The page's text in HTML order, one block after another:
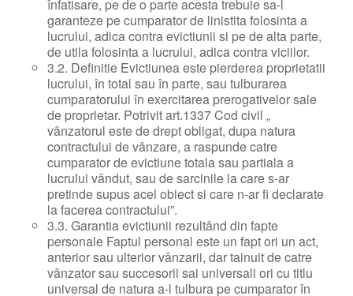
înfatisare, pe de o parte acesta trebuie sa-l
garanteze pe cumparator de linistita folosinta a
lucrului, adica contra evictiunii si pe de alta parte,
de utila folosinta a lucrului, adica contra viciilor.
3.2. Definitie Evictiunea este pierderea proprietatii
lucrului, în total sau în parte, sau tulburarea
cumparatorului în exercitarea prerogativelor sale
de proprietar. Potrivit art.1337 Cod civil „
vânzatorul este de drept obligat, dupa natura
contractului de vânzare, a raspunde catre
cumparator de evictiune totala sau partiala a
lucrului vândut, sau de sarcinile la care s-ar
pretinde supus acel obiect si care n-ar fi declarate
la facerea contractului”.
3.3. Garantia evictiunii rezultând din fapte
personale Faptul personal este un fapt ori un act,
anterior sau ulterior vânzarii, dar tainuit de catre
vânzator sau succesorii sai universali ori cu titlu
universal de natura a-l tulbura pe cumparator în